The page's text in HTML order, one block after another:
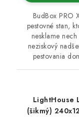
BudBox PRO
pestovné stan,
nesklame nech
neziskový
pestovania
LightHouse
(šikmý)